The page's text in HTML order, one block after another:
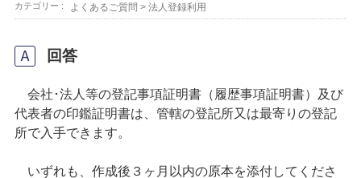
カテゴリー : よくあるご質問 > 法人登録利用
回答
会社･法人等の登記事項証明書（履歴事項証明書）及び
代表者の印鑑証明書は、管轄の登記所又は最寄りの登記
所で入手できます。
いずれも、作成後３ヶ月以内の原本を添付してくださ